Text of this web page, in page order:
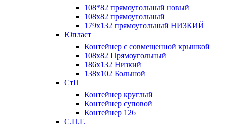
108*82 прямоугольный новый
108х82 прямоугольный
179х132 прямоугольный НИЗКИЙ
Юпласт
Контейнер с совмещенной крышкой
108х82 Прямоугольный
186х132 Низкий
138х102 Большой
СтП
Контейнер круглый
Контейнер суповой
Контейнер 126
С.П.Г.